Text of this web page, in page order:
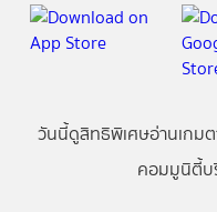
วันนี้ดูสิทธิพิเศษอ่านเกม
คอมมูนิตี้บ